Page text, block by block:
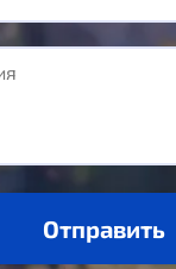
Отправить